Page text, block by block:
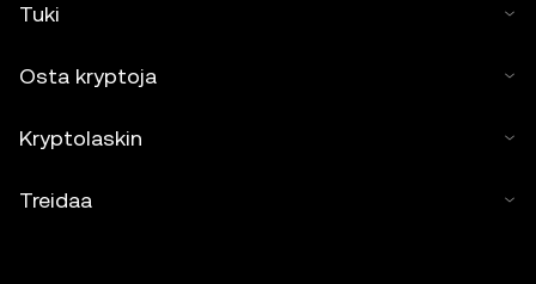
Tuki
Osta kryptoja
Kryptolaskin
Treidaa